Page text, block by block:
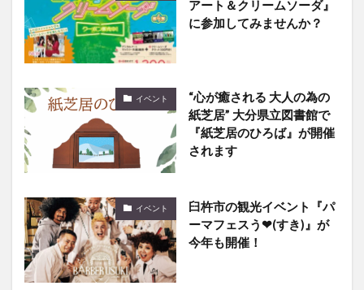
アート＆クリームソーダ』
に参加してみませんか？
イベント
“心が癒される 大人の為の
紙芝居” 大分県立図書館で
『紙芝居のひろば』が開催
されます
イベント
臼杵市の観光イベント『パ
ーマフェスう❤(すき)』が
今年も開催！